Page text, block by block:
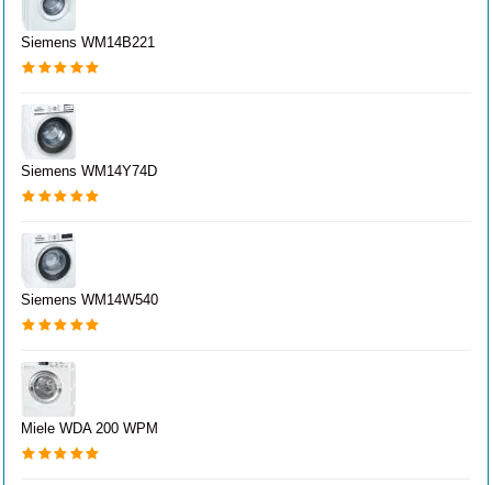
Siemens WM14B221
Siemens WM14Y74D
Siemens WM14W540
Miele WDA 200 WPM